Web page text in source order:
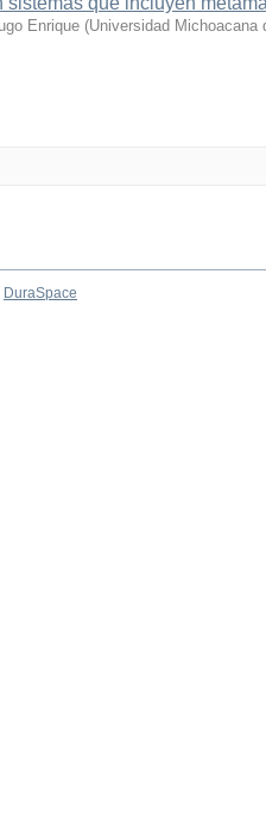
Enrique (Universidad Michoacana
DuraSpace